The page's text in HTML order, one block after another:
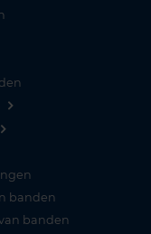
banden
banden